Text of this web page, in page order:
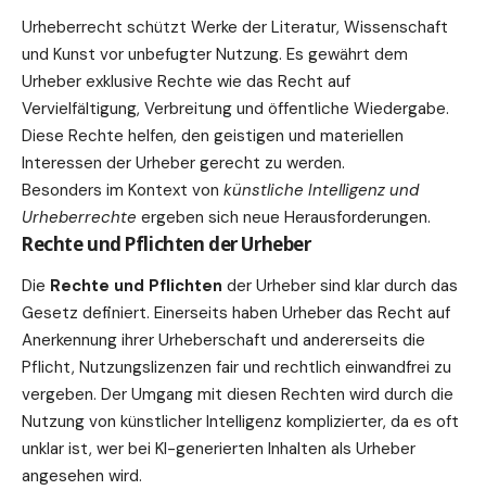
Urheberrecht schützt Werke der Literatur, Wissenschaft
und Kunst vor unbefugter Nutzung. Es gewährt dem
Urheber exklusive Rechte wie das Recht auf
Vervielfältigung, Verbreitung und öffentliche Wiedergabe.
Diese Rechte helfen, den geistigen und materiellen
Interessen der Urheber gerecht zu werden.
Besonders im Kontext von künstliche Intelligenz und
Urheberrechte ergeben sich neue Herausforderungen.
Rechte und Pflichten der Urheber
Die Rechte und Pflichten der Urheber sind klar durch das
Gesetz definiert. Einerseits haben Urheber das Recht auf
Anerkennung ihrer Urheberschaft und andererseits die
Pflicht, Nutzungslizenzen fair und rechtlich einwandfrei zu
vergeben. Der Umgang mit diesen Rechten wird durch die
Nutzung von künstlicher Intelligenz komplizierter, da es oft
unklar ist, wer bei KI-generierten Inhalten als Urheber
angesehen wird.